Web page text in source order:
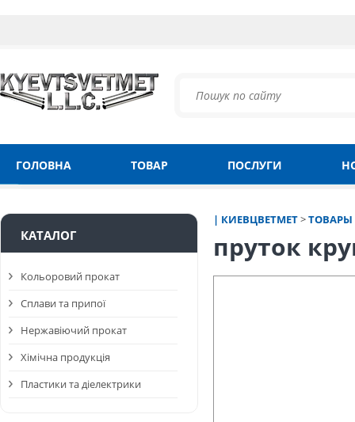
ГОЛОВНА ТОВАР ПОСЛУГИ
| КИЕВЦВЕТМЕТ>ТОВАРЫ
пруток
КАТАЛОГ
Кольоровий прокат
Сплави та припої
Нержавіючий прокат
Хімічна продукція
Пластики та діелектрики